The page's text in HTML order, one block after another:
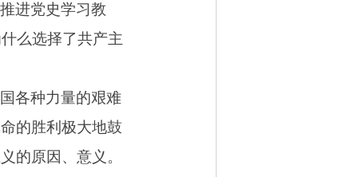
进党史学习教
么选择了共产主
各种力量的艰难
的胜利极大地鼓
的原因、意义。